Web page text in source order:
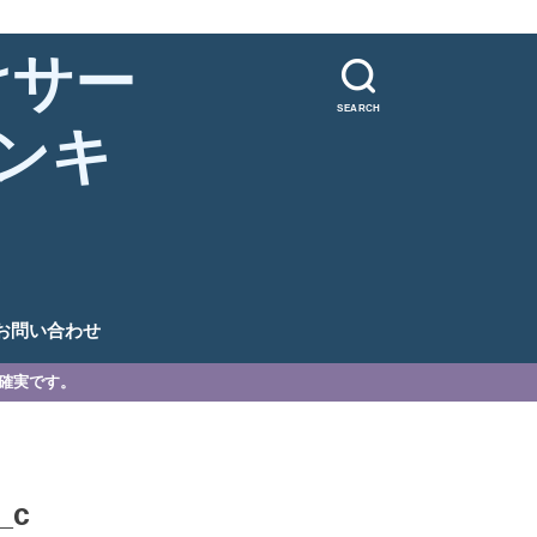
SEARCH
ー
キ
問い合わせ
実です。